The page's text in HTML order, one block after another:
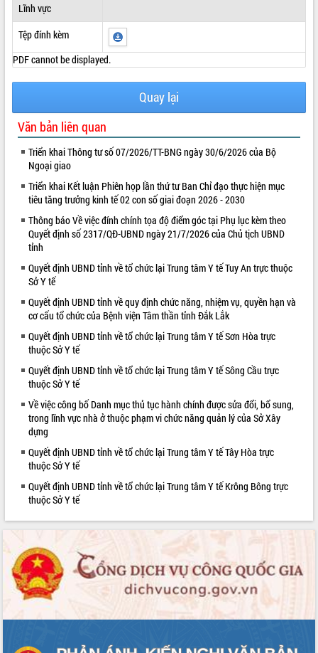
VIDEO
Loading the player...
Hội nghị UBND tỉnh Đắk Lắk thường kỳ
tháng 7/2026
Lễ truy tặng danh hiệu “Bà Mẹ Việt
Nam Anh hùng” và trao Huân chương
Lao động
UBND tỉnh Đắk Lắk triển khai nhiệm
vụ 6 tháng cuối năm 2026
Kỳ họp thứ Hai, Hội đồng nhân dân
tỉnh khóa XI quyết nghị nhiều nội dung
quan trọng
Triết thăm, tặng quà người có công với
cách mạng
Rà soát, hoàn thiện hệ thống thiết chế
văn hóa, thể thao đáp ứng yêu cầu
phát triển mới
Thường trực HĐND tỉnh Đắk Lắk gặp
mặt Đoàn chuyên gia y tế TP. Hồ Chí
Minh
Lễ truy điệu và an táng hài cốt liệt sĩ
tại Nghĩa trang Liệt sĩ xã Sơn Hòa
Bàn giải pháp tháo gỡ khó khăn trong
ALBUM ẢNH
Lĩnh vực
Tệp đính kèm
PDF cannot be displayed.
Quay lại
Văn bản liên quan
Triển khai Thông tư số 07/2026/TT-BNG ngày 30/6/2026 của Bộ
Ngoại giao
Triển khai Kết luận Phiên họp lần thứ tư Ban Chỉ đạo thực hiện mục
tiêu tăng trưởng kinh tế 02 con số giai đoạn 2026 - 2030
Thông báo Về việc đính chính tọa độ điểm góc tại Phụ lục kèm theo
Quyết định số 2317/QĐ-UBND ngày 21/7/2026 của Chủ tịch UBND
tỉnh
Quyết định UBND tỉnh về tổ chức lại Trung tâm Y tế Tuy An trực thuộc
Sở Y tế
Quyết định UBND tỉnh về quy định chức năng, nhiệm vụ, quyền hạn và
cơ cấu tổ chức của Bệnh viện Tâm thần tỉnh Đắk Lắk
Quyết định UBND tỉnh về tổ chức lại Trung tâm Y tế Sơn Hòa trực
thuộc Sở Y tế
Quyết định UBND tỉnh về tổ chức lại Trung tâm Y tế Sông Cầu trực
thuộc Sở Y tế
Về việc công bố Danh mục thủ tục hành chính được sửa đổi, bổ sung,
trong lĩnh vực nhà ở thuộc phạm vi chức năng quản lý của Sở Xây
dựng
Quyết định UBND tỉnh về tổ chức lại Trung tâm Y tế Tây Hòa trực
thuộc Sở Y tế
Quyết định UBND tỉnh về tổ chức lại Trung tâm Y tế Krông Bông trực
thuộc Sở Y tế